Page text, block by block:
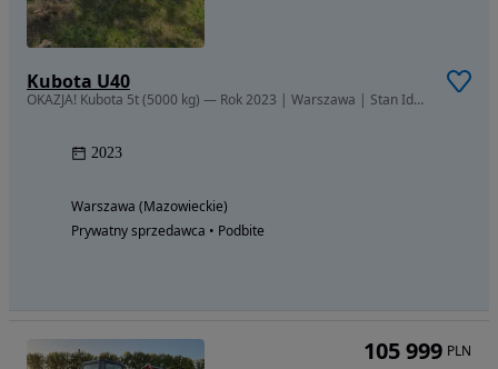
Kubota U40
OKAZJA! Kubota 5t (5000 kg) — Rok 2023 | Warszawa | Stan Idealny | Pil
2023
Warszawa (Mazowieckie)
Prywatny sprzedawca • Podbite
105 999 PLN